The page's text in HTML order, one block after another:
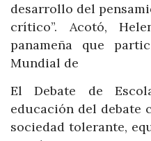
desarrollo del
crítico”. Acotó,
panameña que
Mundial de
El Debate de
educación del debate
sociedad tolerante,